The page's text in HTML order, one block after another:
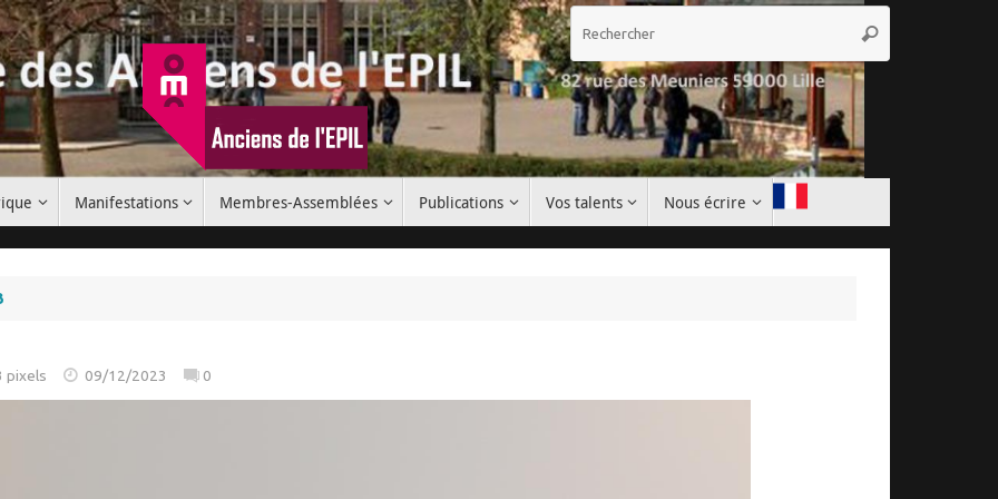
Rechercher
Manifestations Membres-Assemblées Publications Vos talents Nous écrire
pixels 09/12/2023 0